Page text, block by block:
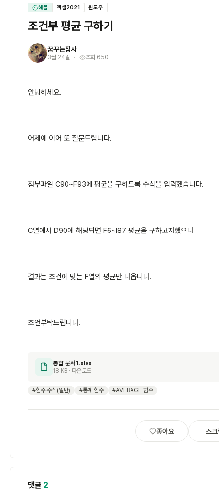
해결 엑셀2021 윈도우
조건부 평균 구하기
꿈 꿈꾸는집사
3월 24일 조회 650
안녕하세요.
어제에 이어 또 질문드립니다.
첨부파일 C90~F93에 평균을 구하도록 수식을 입력했습니다.
C열에서 D90에 해당되면 F6~I87 평균을 구하고자했으나
결과는 조건에 맞는 F열의 평균만 나옵니다.
조언부탁드립니다.
통합 문서1.xlsx
18 KB · 다운로드
#함수·수식(일반) #통계 함수 #AVERAGE 함수
좋아요 스크
댓글 2